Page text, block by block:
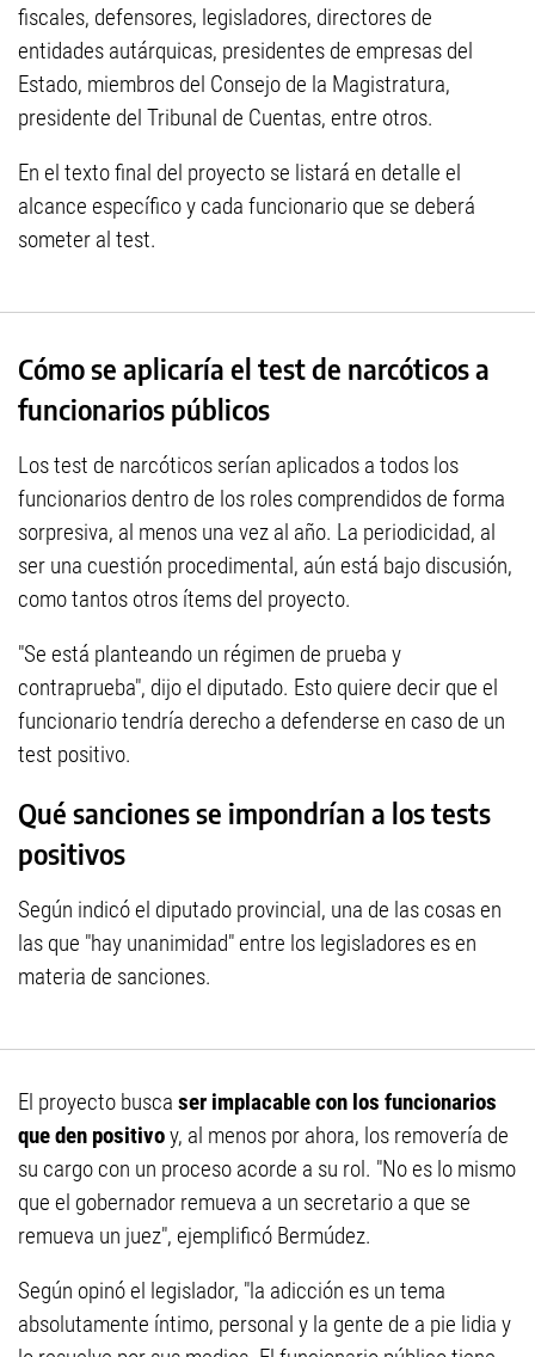
fiscales, defensores, legisladores, directores de
entidades autárquicas, presidentes de empresas del
Estado, miembros del Consejo de la Magistratura,
presidente del Tribunal de Cuentas, entre otros.
En el texto final del proyecto se listará en detalle el
alcance específico y cada funcionario que se deberá
someter al test.
Cómo se aplicaría el test de narcóticos a
funcionarios públicos
Los test de narcóticos serían aplicados a todos los
funcionarios dentro de los roles comprendidos de forma
sorpresiva, al menos una vez al año. La periodicidad, al
ser una cuestión procedimental, aún está bajo discusión,
como tantos otros ítems del proyecto.
"Se está planteando un régimen de prueba y
contraprueba", dijo el diputado. Esto quiere decir que el
funcionario tendría derecho a defenderse en caso de un
test positivo.
Qué sanciones se impondrían a los tests
positivos
Según indicó el diputado provincial, una de las cosas en
las que "hay unanimidad" entre los legisladores es en
materia de sanciones.
El proyecto busca ser implacable con los funcionarios
que den positivoy, al menos por ahora, los removería de
su cargo con un proceso acorde a su rol. "No es lo mismo
que el gobernador remueva a un secretario a que se
remueva un juez", ejemplificó Bermúdez.
Según opinó el legislador, "la adicción es un tema
absolutamente íntimo, personal y la gente de a pie lidia y